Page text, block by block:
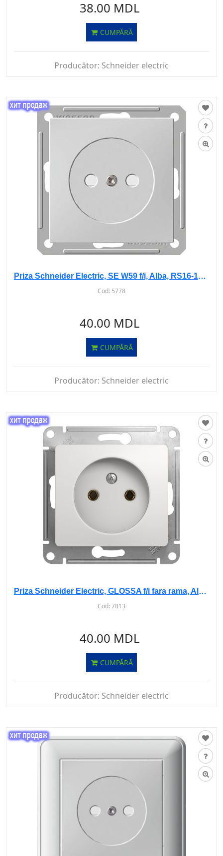
38.00 MDL
CUMPĂRĂ
Producător: Schneider electric
Priza Schneider Electric, SE W59 f/i, Alba, RS16-151-1-86
Cod: 5778
40.00 MDL
CUMPĂRĂ
Producător: Schneider electric
Priza Schneider Electric, GLOSSA f/i fara rama, Alba, GSL000141
Cod:7013
40.00 MDL
CUMPĂRĂ
Producător: Schneider electric